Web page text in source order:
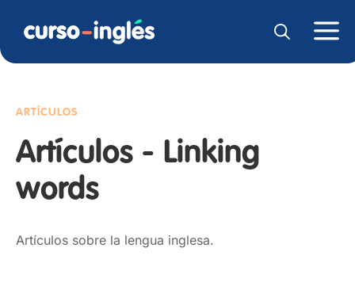
ARTÍCULOS
Artículos - Linking
words
Artículos sobre la lengua inglesa.